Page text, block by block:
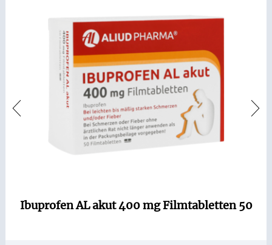
Ibuprofen AL akut 400 mg Filmtabletten 50